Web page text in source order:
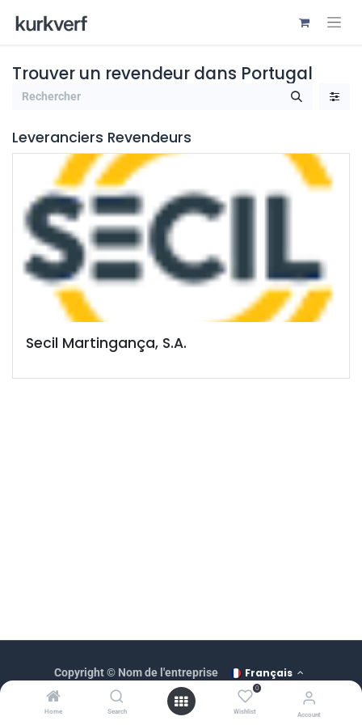
Home Search
0
Wishlist Account
Trouver un revendeur dans Portugal
Leveranciers Revendeurs
Secil Martingança, S.A.
Copyright © Nom de l'entreprise Français
Généré par